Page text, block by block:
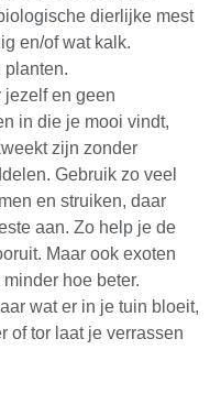
dierlijke mest
en/of wat kalk.
planten.
jezelf en geen
in die je mooi vindt,
zijn zonder
Gebruik zo veel
en struiken, daar
aan. Zo help je de
Maar ook exoten
hoe beter.
wat er in je tuin bloeit,
of tor laat je verrassen